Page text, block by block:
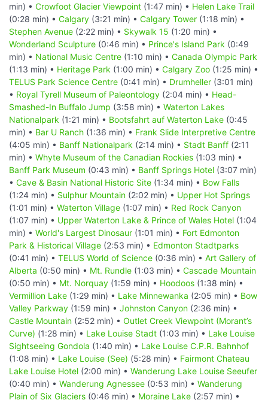
min) • Crowfoot Glacier Viewpoint (1:47 min) • Helen Lake Trail
(0:28 min) • Calgary (3:21 min) • Calgary Tower (1:18 min) •
Stephen Avenue (2:22 min) • Skywalk 15 (1:20 min) •
Wonderland Sculpture (0:46 min) • Prince's Island Park (0:49
min) • National Music Centre (1:10 min) • Canada Olympic Park
(1:13 min) • Heritage Park (1:00 min) • Calgary Zoo (1:25 min) •
TELUS Park Science Centre (0:41 min) • Drumheller (3:01 min)
• Royal Tyrell Museum of Paleontology (2:04 min) • Head-
Smashed-In Buffalo Jump (3:58 min) • Waterton Lakes
Nationalpark (1:21 min) • Bootsfahrt auf Waterton Lake (0:45
min) • Bar U Ranch (1:36 min) • Frank Slide Interpretive Centre
(4:05 min) • Banff Nationalpark (2:14 min) • Stadt Banff (2:11
min) • Whyte Museum of the Canadian Rockies (1:03 min) •
Banff Park Museum (0:43 min) • Banff Springs Hotel (3:07 min)
• Cave & Basin National Historic Site (1:34 min) • Bow Falls
(1:24 min) • Sulphur Mountain (2:02 min) • Upper Hot Springs
(1:01 min) • Waterton Village (1:07 min) • Red Rock Canyon
(1:07 min) • Upper Waterton Lake & Prince of Wales Hotel (1:04
min) • World's Largest Dinosaur (1:01 min) • Fort Edmonton
Park & Historical Village (2:53 min) • Edmonton Stadtparks
(0:41 min) • TELUS World of Science (0:36 min) • Art Gallery of
Alberta (0:50 min) • Mt. Rundle (1:03 min) • Cascade Mountain
(0:50 min) • Mt. Norquay (1:59 min) • Hoodoos (1:38 min) •
Vermillion Lake (1:29 min) • Lake Minnewanka (2:05 min) • Bow
Valley Parkway (1:59 min) • Johnston Canyon (2:36 min) •
Castle Mountain (2:52 min) • Outlet Creek Viewpoint (Morant’s
Curve) (1:28 min) • Lake Louise Stadt (1:03 min) • Lake Louise
Sightseeing Gondola (1:40 min) • Lake Louise C.P.R. Bahnhof
(1:08 min) • Lake Louise (See) (5:28 min) • Fairmont Chateau
Lake Louise Hotel (2:00 min) • Wanderung Lake Louise Seeufer
(0:40 min) • Wanderung Agnessee (0:53 min) • Wanderung
Plain of Six Glaciers (0:46 min) • Moraine Lake (2:57 min) •